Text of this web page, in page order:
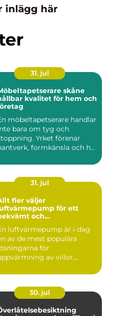
inlägg här
31. jul
skåne
kvalitet för hem och
möbeltapetserare handlar
bara om tyg och
Yrket förenar
formkänsla och h...
31. jul
fler väljer
för ett
och
luftvärmepump är i dag
av de mest populära
för
av villor,
30. jul